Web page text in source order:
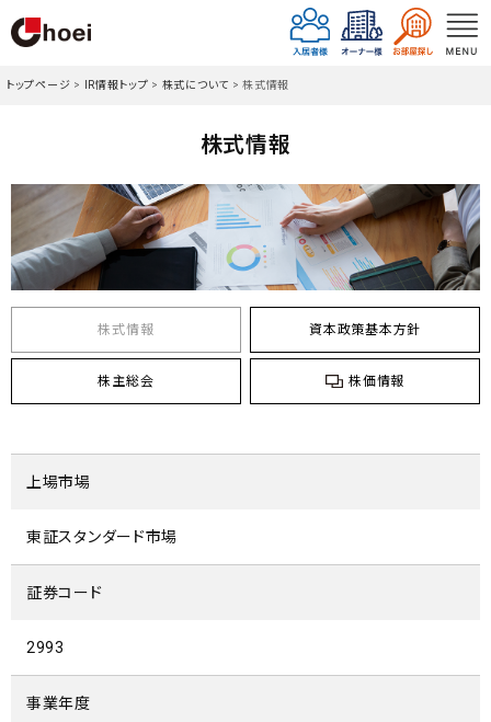
トップページ > IR情報トップ > 株式について >株式情報
株式情報
株式情報 資本政策基本方針
株主総会 株価情報
上場市場
東証スタンダード市場
証券コード
2993
事業年度